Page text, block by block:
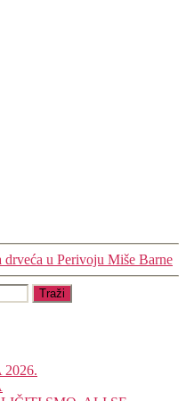
drveća u Perivoju Miše Barne